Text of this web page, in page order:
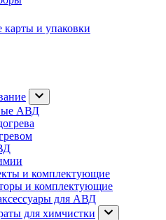
и упаковки
АВД
и комплектующие
и комплектующие
для АВД
для химчистки